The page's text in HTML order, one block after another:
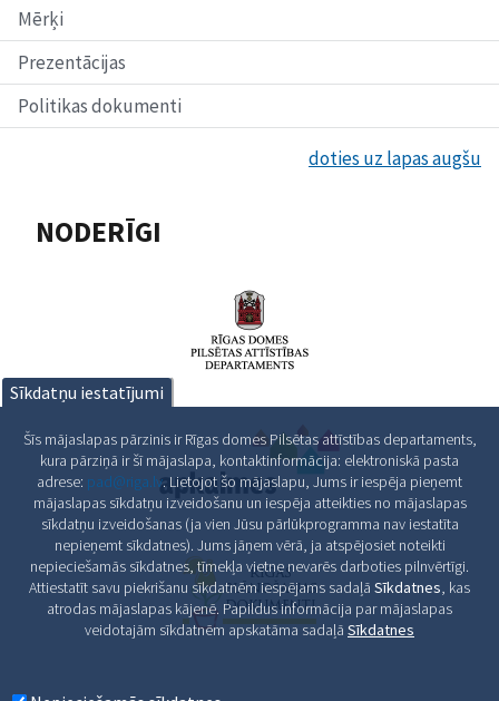
Mērķi
Prezentācijas
Politikas dokumenti
doties uz lapas augšu
NODERĪGI
Sīkdatņu iestatījumi
Šīs mājaslapas pārzinis ir Rīgas domes Pilsētas attīstības departaments,
kura pārziņā ir šī mājaslapa, kontaktinformācija: elektroniskā pasta
adrese: pad@riga.lv. Lietojot šo mājaslapu, Jums ir iespēja pieņemt
mājaslapas sīkdatņu izveidošanu un iespēja atteikties no mājaslapas
sīkdatņu izveidošanas (ja vien Jūsu pārlūkprogramma nav iestatīta
nepieņemt sīkdatnes). Jums jāņem vērā, ja atspējosiet noteikti
nepieciešamās sīkdatnes, tīmekļa vietne nevarēs darboties pilnvērtīgi.
Attiestatīt savu piekrišanu sīkdatnēm iespējams sadaļā Sīkdatnes, kas
atrodas mājaslapas kājenē. Papildus informācija par mājaslapas
veidotajām sīkdatnēm apskatāma sadaļā Sīkdatnes